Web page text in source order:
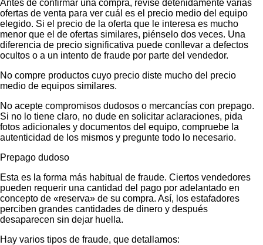
Antes de confirmar una compra, revise detenidamente varias
ofertas de venta para ver cuál es el precio medio del equipo
elegido. Si el precio de la oferta que le interesa es mucho
menor que el de ofertas similares, piénselo dos veces. Una
diferencia de precio significativa puede conllevar a defectos
ocultos o a un intento de fraude por parte del vendedor.
No compre productos cuyo precio diste mucho del precio
medio de equipos similares.
No acepte compromisos dudosos o mercancías con prepago.
Si no lo tiene claro, no dude en solicitar aclaraciones, pida
fotos adicionales y documentos del equipo, compruebe la
autenticidad de los mismos y pregunte todo lo necesario.
Prepago dudoso
Esta es la forma más habitual de fraude. Ciertos vendedores
pueden requerir una cantidad del pago por adelantado en
concepto de «reserva» de su compra. Así, los estafadores
perciben grandes cantidades de dinero y después
desaparecen sin dejar huella.
Hay varios tipos de fraude, que detallamos: